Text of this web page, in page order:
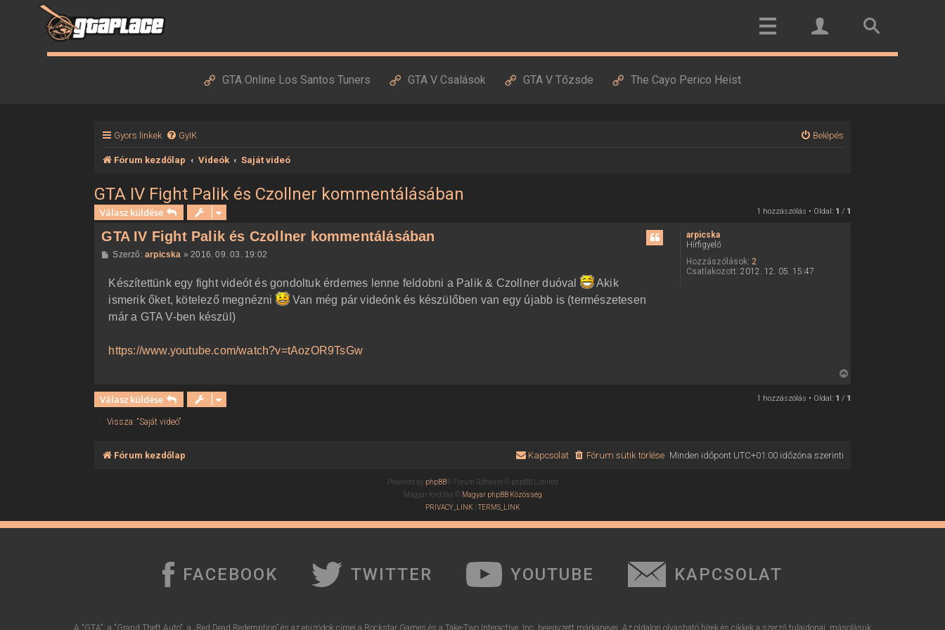
GTA Online Los Santos Tuners GTA V Csalások GTA V Tőzsde The Cayo Perico Heist
Gyors linkek GyIK Belépés
Fórum kezdőlap Videók Saját videó
GTA IV Fight Palik és Czollner kommentálásában
Válasz küldése 1 hozzászólás • Oldal: 1 / 1
arpicska
Hírfigyelő
Hozzászólások: 2
Csatlakozott: 2012. 12. 05. 15:47
GTA IV Fight Palik és Czollner kommentálásában
H
z
á
s
z
ó
s
Szerző:arpicska »2016. 09. 03. 19:02
Készítettünk egy fight videót és gondoltuk érdemes lenne feldobni a Palik & Czollner duóval
Akik
ismerik őket, kötelező megnézni
Van még pár videónk és készülőben van egy újabb is (természetesen
már a GTA V-ben készül)
https://www.youtube.com/watch?v=tAozOR9TsGw
s
j
Válasz küldése 1 hozzászólás • Oldal: 1 / 1
Vissza: “Saját videó”
Fórum kezdőlap Minden időpont UTC+01:00időzóna szerinti
Fórum sütik törlése
Kapcsolat
Powered by phpBB® Forum Software © phpBB Limited
Magyar fordítás © Magyar phpBB Közösség
PRIVACY_LINK|TERMS_LINK
FACEBOOK TWITTER YOUTUBE KAPCSOLAT